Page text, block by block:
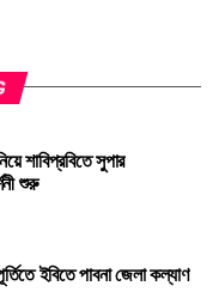
শাবিপ্রবিতে সুপার
শুরু
ইবিতে পাবনা জেলা কল্যাণ